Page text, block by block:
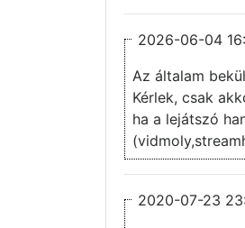
2026-06-04
Az általam
Kérlek, csak
ha a lejátszó
2020-07-23